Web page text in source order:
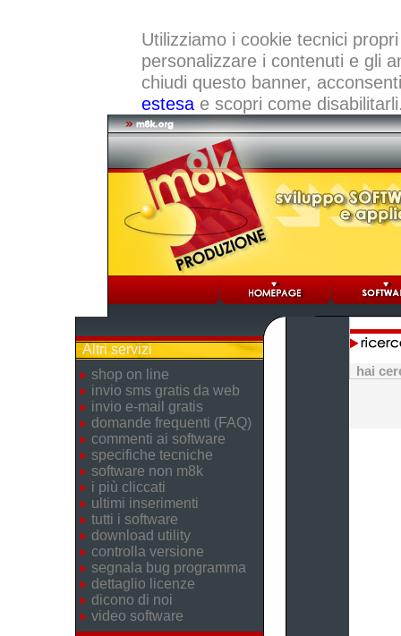
Utilizziamo i cookie tecnici
personalizzare i contenuti e gli
chiudi questo banner,
estesae scopri come
Altri servizi
shop on line
invio sms gratis da web
invio e-mail gratis
domande frequenti (FAQ)
commenti ai software
specifiche tecniche
software non m8k
i più cliccati
ultimi inserimenti
tutti i software
download utility
controlla versione
segnala bug programma
dettaglio licenze
dicono di noi
video software
hai